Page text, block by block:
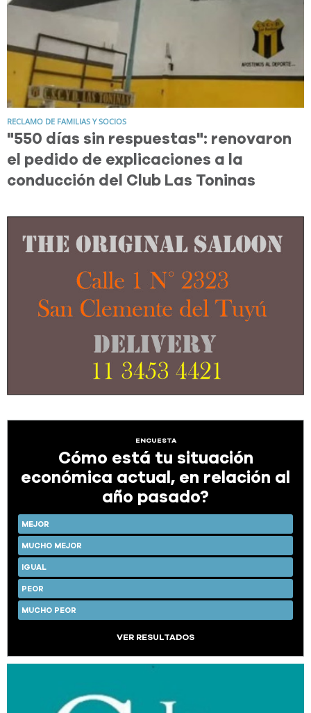
RECLAMO DE FAMILIAS Y SOCIOS
"550 días sin respuestas": renovaron
el pedido de explicaciones a la
conducción del Club Las Toninas
ENCUESTA
Cómo está tu situación
económica actual, en relación al
año pasado?
MEJOR
MUCHO MEJOR
IGUAL
PEOR
MUCHO PEOR
VER RESULTADOS